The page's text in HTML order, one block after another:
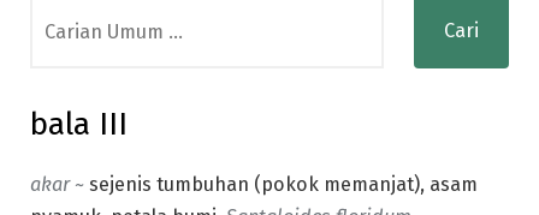
for:
bala III
akar ~ sejenis tumbuhan (pokok memanjat), asam